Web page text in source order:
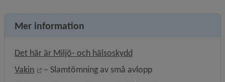
Mer information
Det här är Miljö- och hälsoskydd
Vakin
Länk till annan webbplats, öppnas i nytt fönster.
– Slamtömning av små avlopp